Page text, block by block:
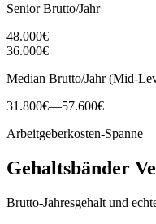
Senior Brutto/Jahr
48.000€
36.000€
Median Brutto/Jahr (Mid-
31.800€—57.600€
Arbeitgeberkosten-Spanne
Gehaltsbänder
Brutto-Jahresgehalt und